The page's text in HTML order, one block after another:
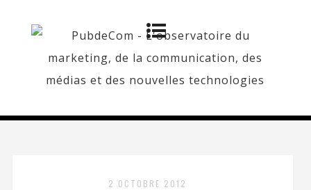
2 OCTOBRE 2012